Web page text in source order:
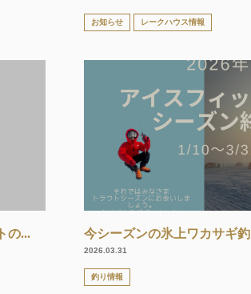
お知らせ レークハウス情報
の... 今シーズンの氷上ワカサギ
2026.03.31
釣り情報